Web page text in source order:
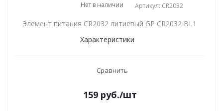
Нет в наличии Артикул: CR2032
Элемент питания CR2032 литиевый GP CR2032 BL1
Характеристики
Сравнить
159руб./шт